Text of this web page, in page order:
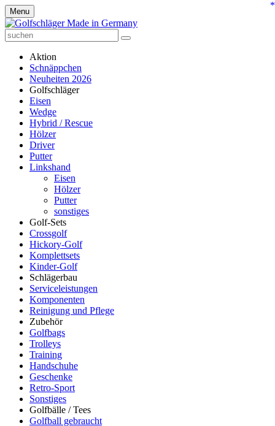
Menu
Aktion
Schnäppchen
Neuheiten 2026
Golfschläger
Eisen
Wedge
Hybrid / Rescue
Hölzer
Driver
Putter
Linkshand
Eisen
Hölzer
Putter
sonstiges
Golf-Sets
Crossgolf
Hickory-Golf
Komplettsets
Kinder-Golf
Schlägerbau
Serviceleistungen
Komponenten
Reinigung und Pflege
Zubehör
Golfbags
Trolleys
Training
Handschuhe
Geschenke
Retro-Sport
Sonstiges
Golfbälle / Tees
Golfball gebraucht
*